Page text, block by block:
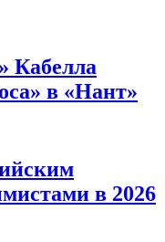
Кабелла
в «Нант»
в 2026